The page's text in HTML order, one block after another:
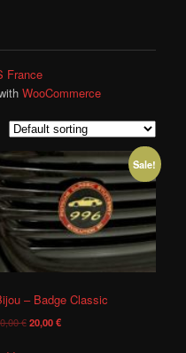
France
WooCommerce
Sale!
– Badge Classic
€ 20,00€